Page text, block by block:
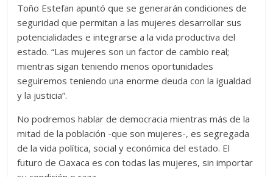
Toño Estefan apuntó que se generarán condiciones de
seguridad que permitan a las mujeres desarrollar sus
potencialidades e integrarse a la vida productiva del
estado. “Las mujeres son un factor de cambio real;
mientras sigan teniendo menos oportunidades
seguiremos teniendo una enorme deuda con la igualdad
y la justicia”.
No podremos hablar de democracia mientras más de la
mitad de la población -que son mujeres-, es segregada
de la vida política, social y económica del estado. El
futuro de Oaxaca es con todas las mujeres, sin importar